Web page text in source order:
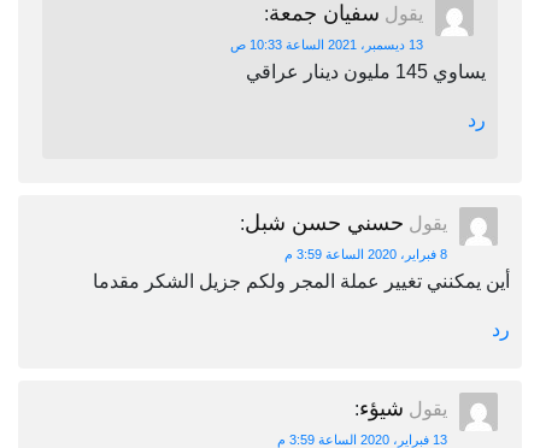
يقول سفيان جمعة:
13 ديسمبر، 2021 الساعة 10:33 ص
يساوي 145 مليون دينار عراقي
رد
يقول حسني حسن شبل:
8 فبراير، 2020 الساعة 3:59 م
أين يمكنني تغيير عملة المجر ولكم جزيل الشكر مقدما
رد
يقول شيؤء:
13 فبراير، 2020 الساعة 3:59 م